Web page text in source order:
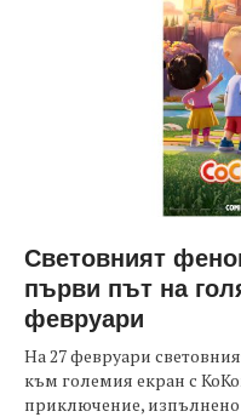
Световният
първи път на
февруари
На 27 февруари
към големия екран с
приключение, изпълнено